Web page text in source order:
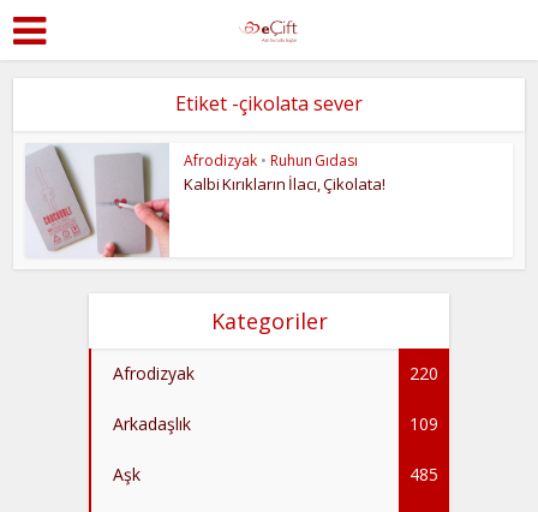
Etiket -çikolata sever
Afrodizyak • Ruhun Gıdası
Kalbi Kırıkların İlacı, Çikolata!
Kategoriler
Afrodizyak 220
Arkadaşlık 109
Aşk 485